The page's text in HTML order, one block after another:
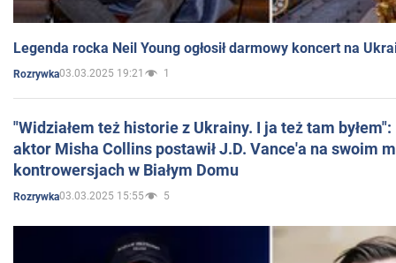
Legenda rocka Neil Young ogłosił darmowy koncert na
Rozrywka03.03.2025 19:21 1
"Widziałem też historie z Ukrainy. I ja też tam
aktor Misha Collins postawił J.D. Vance'a na swoim
kontrowersjach w Białym Domu
Rozrywka03.03.2025 15:55 5